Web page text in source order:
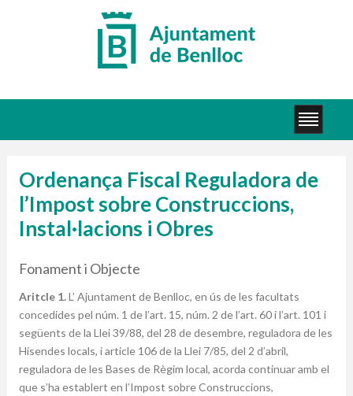
Ordenança Fiscal Reguladora de
l’Impost sobre Construccions,
Instal·lacions i Obres
Fonament i Objecte
Aritcle 1.L’ Ajuntament de Benlloc, en ús de les facultats
concedides pel núm. 1 de l’art. 15, núm. 2 de l’art. 60 i l’art. 101 i
següents de la Llei 39/88, del 28 de desembre, reguladora de les
Hisendes locals, i article 106 de la Llei 7/85, del 2 d’abril,
reguladora de les Bases de Règim local, acorda continuar amb el
que s’ha establert en l’Impost sobre Construccions,